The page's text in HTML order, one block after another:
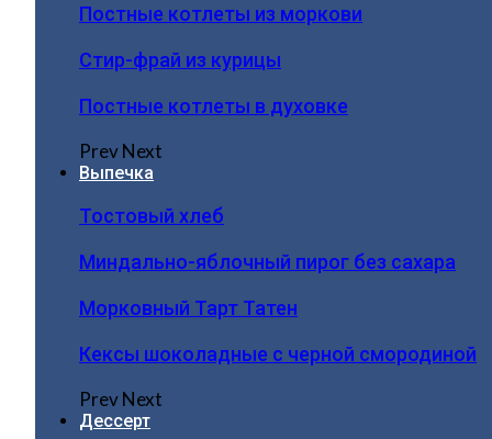
Постные котлеты из моркови
Стир-фрай из курицы
Постные котлеты в духовке
PrevNext
Выпечка
Тостовый хлеб
Миндально-яблочный пирог без сахара
Морковный Тарт Татен
Кексы шоколадные с черной смородиной
PrevNext
Дессерт